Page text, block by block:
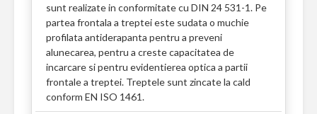
sunt realizate in conformitate cu DIN 24 531-1. Pe
partea frontala a treptei este sudata o muchie
profilata antiderapanta pentru a preveni
alunecarea, pentru a creste capacitatea de
incarcare si pentru evidentierea optica a partii
frontale a treptei. Treptele sunt zincate la cald
conform EN ISO 1461.